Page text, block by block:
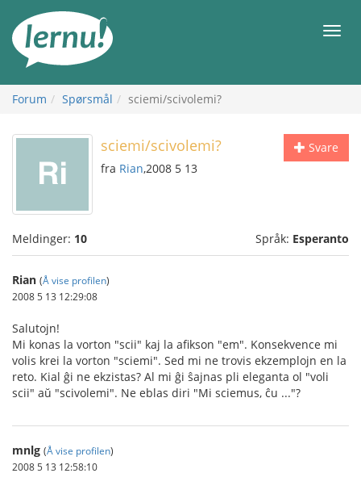
innholdet
Meny
Forum Spørsmål sciemi/scivolemi?
Svare
sciemi/scivolemi?
fra Rian,2008 5 13
Meldinger: 10 Språk: Esperanto
Rian (Å vise profilen)
2008 5 13 12:29:08
Salutojn!
Mi konas la vorton "scii" kaj la afikson "em". Konsekvence mi
volis krei la vorton "sciemi". Sed mi ne trovis ekzemplojn en la
reto. Kial ĝi ne ekzistas? Al mi ĝi ŝajnas pli eleganta ol "voli
scii" aŭ "scivolemi". Ne eblas diri "Mi sciemus, ĉu ..."?
mnlg (Å vise profilen)
2008 5 13 12:58:10